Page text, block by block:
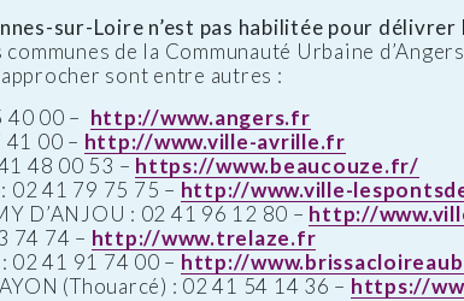
sur-Loire n’est pas habilitée pour
communes de la Communauté Urbaine
sont entre autres :
40 00 – http://www.angers.fr
41 00 – http://www.ville-avrille.fr
48 00 53 – https://www.beaucouze.fr/
: 02 41 79 75 75 – http://www.ville-
D’ANJOU : 02 41 96 12 80 – http://
74 74 – http://www.trelaze.fr
02 41 91 74 00 – http://
(Thouarcé) : 02 41 54 14 36 – https://